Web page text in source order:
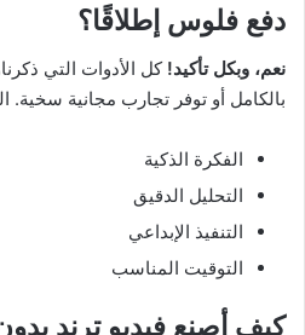
دفع فلوس إطلاقًا؟
نعم، وبكل تأكيد! كل الأدوات التي
بالكامل أو توفر تجارب مجانية
الفكرة الذكية
التحليل الدقيق
التنفيذ الإبداعي
التوقيت المناسب
كيف أصنع فيديو ترند